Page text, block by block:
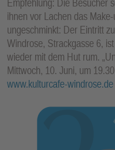
Empfehlung: Die Besucher
ihnen vor Lachen das
ungeschminkt: Der Eintritt
Windrose, Strackgasse 6,
wieder mit dem Hut rum.
Mittwoch, 10. Juni, um
www.kulturcafe-windrose.de